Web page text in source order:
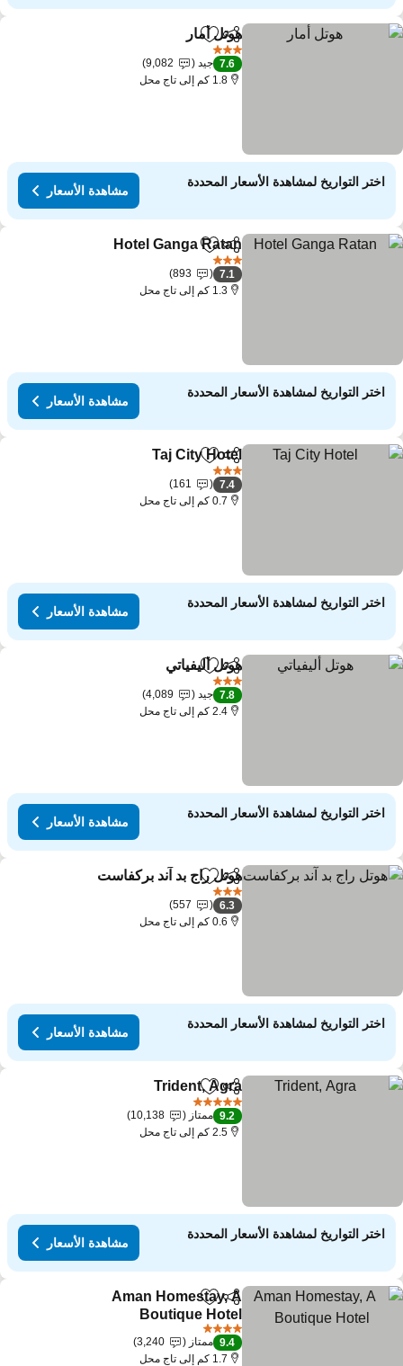
مشاركةAdd to favorites
هوتل أمار
7.6 جيد
9,082
1.8 كم إلى تاج محل
اختر التواريخ لمشاهدة الأسعار المحددة
مشاهدة الأسعار
مشاركةAdd to favorites
Hotel Ganga Ratan
7.1
893
1.3 كم إلى تاج محل
اختر التواريخ لمشاهدة الأسعار المحددة
مشاهدة الأسعار
مشاركةAdd to favorites
Taj City Hotel
7.4
161
0.7 كم إلى تاج محل
اختر التواريخ لمشاهدة الأسعار المحددة
مشاهدة الأسعار
مشاركةAdd to favorites
هوتل أليفياتي
7.8 جيد
4,089
2.4 كم إلى تاج محل
اختر التواريخ لمشاهدة الأسعار المحددة
مشاهدة الأسعار
مشاركةAdd to favorites
هوتل راج بد آند بركفاست
6.3
557
0.6 كم إلى تاج محل
اختر التواريخ لمشاهدة الأسعار المحددة
مشاهدة الأسعار
مشاركةAdd to favorites
Trident, Agra
9.2 ممتاز
10,138
2.5 كم إلى تاج محل
اختر التواريخ لمشاهدة الأسعار المحددة
مشاهدة الأسعار
مشاركةAdd to favorites
Aman Homestay, A
Boutique Hotel
9.4 ممتاز
3,240
1.7 كم إلى تاج محل